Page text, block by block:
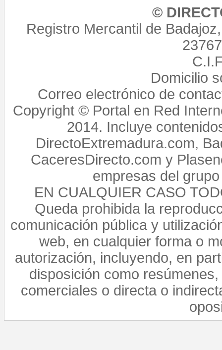
©
Registro Mercantil de
Domicilio
Correo electrónico de
Copyright © Portal en Red
2014. Incluye
DirectoExtremadura.com,
CaceresDirecto.com y
empresas del
EN CUALQUIER CASO
Queda prohibida la
comunicación pública y
web, en cualquier forma o
autorización, incluyendo, en
disposición como
comerciales o directa o